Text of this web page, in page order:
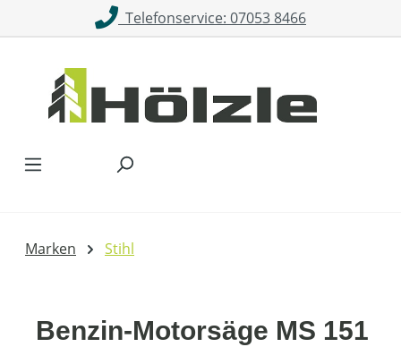
Zum Hauptinhalt springenTelefonservice: 07053 8466
Marken Stihl
Benzin-Motorsäge MS 151